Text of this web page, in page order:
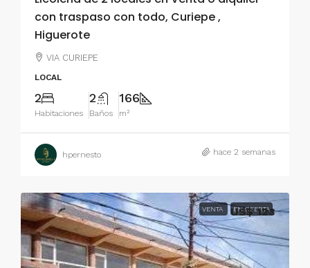
con traspaso con todo, Curiepe ,
Higuerote
VIA CURIEPE
LOCAL
2
Habitaciones
2
Baños
166
m²
hpernesto hace 2 semanas
VENTA EN OFERTA
US$ 123